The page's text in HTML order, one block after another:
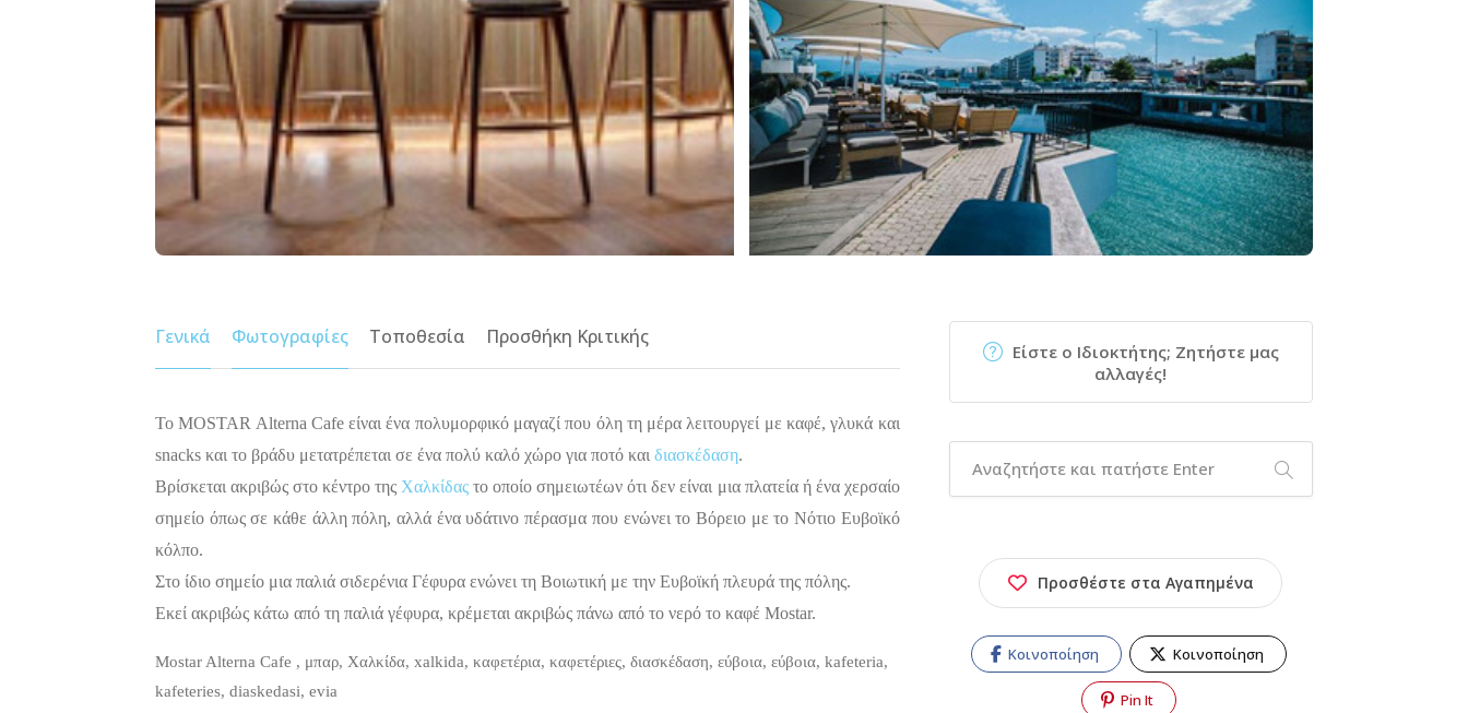
Γενικά Φωτογραφίες Τοποθεσία Προσθήκη Κριτικής
Το MOSTAR Alterna Cafe είναι ένα πολυμορφικό μαγαζί που όλη τη μέρα λειτουργεί με καφέ, γλυκά και
snacks και το βράδυ μετατρέπεται σε ένα πολύ καλό χώρο για ποτό και διασκέδαση.
Βρίσκεται ακριβώς στο κέντρο της Χαλκίδας το οποίο σημειωτέων ότι δεν είναι μια πλατεία ή ένα χερσαίο
σημείο όπως σε κάθε άλλη πόλη, αλλά ένα υδάτινο πέρασμα που ενώνει το Βόρειο με το Νότιο Ευβοϊκό
κόλπο.
Στο ίδιο σημείο μια παλιά σιδερένια Γέφυρα ενώνει τη Βοιωτική με την Ευβοϊκή πλευρά της πόλης.
Εκεί ακριβώς κάτω από τη παλιά γέφυρα, κρέμεται ακριβώς πάνω από το νερό το καφέ Mostar.
Mostar Alterna Cafe , μπαρ, Χαλκίδα, xalkida, καφετέρια, καφετέριες, διασκέδαση, εύβοια, εύβοια, kafeteria,
kafeteries, diaskedasi, evia
Είστε ο Ιδιοκτήτης; Ζητήστε μας
αλλαγές!
Προσθέστε στα Αγαπημένα
Κοινοποίηση Κοινοποίηση
Pin It